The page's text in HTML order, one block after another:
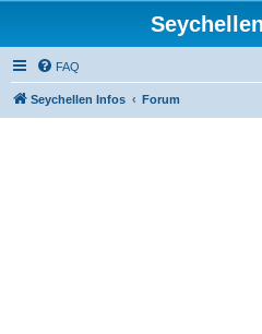
FAQ
Seychellen Infos Forum